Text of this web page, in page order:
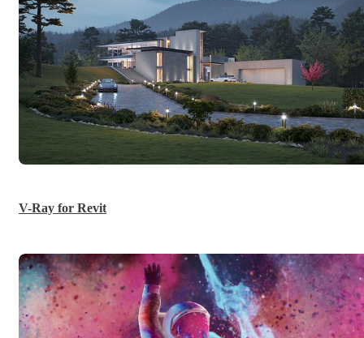
V-Ray for Revit